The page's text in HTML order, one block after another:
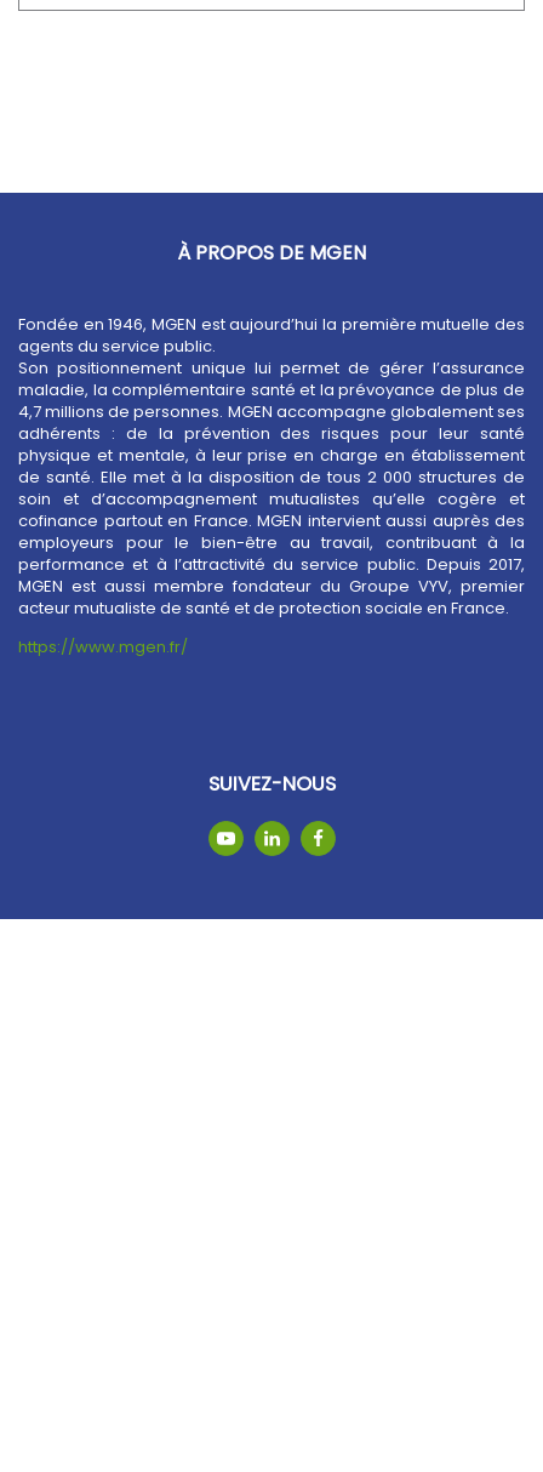
À PROPOS DE MGEN
Fondée en 1946, MGEN est aujourd’hui la première mutuelle des
agents du service public.
Son positionnement unique lui permet de gérer l’assurance
maladie, la complémentaire santé et la prévoyance de plus de
4,7 millions de personnes. MGEN accompagne globalement ses
adhérents : de la prévention des risques pour leur santé
physique et mentale, à leur prise en charge en établissement
de santé. Elle met à la disposition de tous 2 000 structures de
soin et d’accompagnement mutualistes qu’elle cogère et
cofinance partout en France. MGEN intervient aussi auprès des
employeurs pour le bien-être au travail, contribuant à la
performance et à l’attractivité du service public. Depuis 2017,
MGEN est aussi membre fondateur du Groupe VYV, premier
acteur mutualiste de santé et de protection sociale en France.
https://www.mgen.fr/
SUIVEZ-NOUS